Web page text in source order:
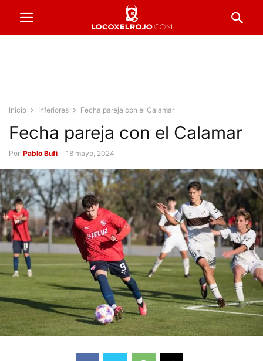
Inicio Inferiores Fecha pareja con el Calamar
Fecha pareja con el Calamar
Por Pablo Bufi - 18 mayo, 2024